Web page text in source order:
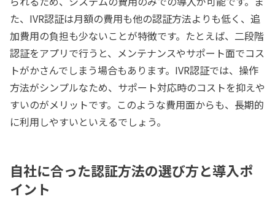
た、IVR認証は月額の費用も他の認証方法よりも低く、追
加費用の負担も少ないことが特徴です。たとえば、二段階
認証をアプリで行うと、メンテナンスやサポート面でコス
トがかさんでしまう場合もあります。IVR認証では、操作
方法がシンプルなため、サポート対応時のコストを抑えや
すいのがメリットです。このような費用面からも、長期的
に利用しやすいといえるでしょう。
自社に合った認証方法の選び方と導入ポ
イント